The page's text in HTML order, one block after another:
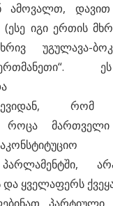
ამოვალთ, დავით
იგი ერთის
უგულავა-
როცა
ყველაფერს